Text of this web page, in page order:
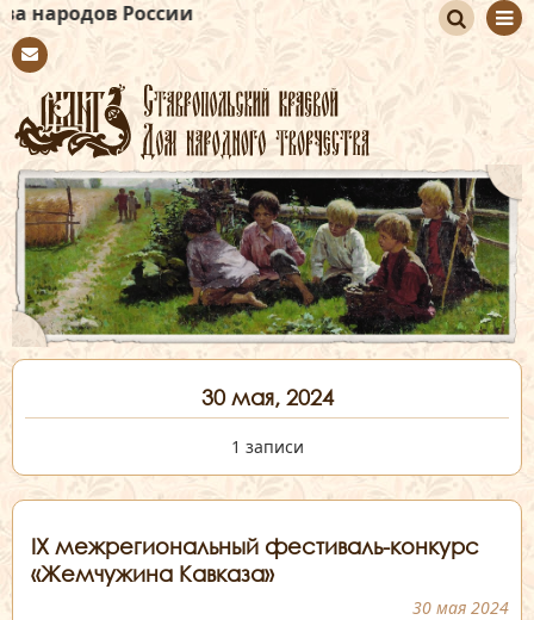
России
tact
иск
30 мая, 2024
1 записи
IX межрегиональный фестиваль-конкурс
«Жемчужина Кавказа»
30 мая 2024